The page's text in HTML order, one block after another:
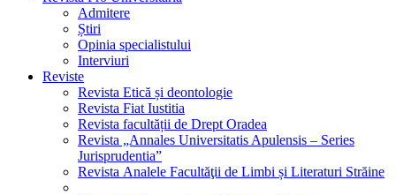
Admitere
Știri
Opinia specialistului
Interviuri
Reviste
Revista Etică și deontologie
Revista Fiat Iustitia
Revista facultății de Drept Oradea
Revista „Annales Universitatis Apulensis – Series
Jurisprudentia”
Revista Analele Facultăţii de Limbi și Literaturi Străine